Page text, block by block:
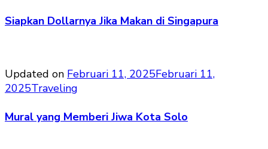
Siapkan Dollarnya Jika Makan di Singapura
Updated on Februari 11, 2025Februari 11,
2025Traveling
Mural yang Memberi Jiwa Kota Solo